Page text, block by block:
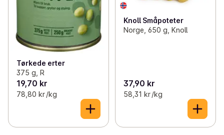
Tørkede erter
375 g, R
19,70 kr
78,80 kr /kg
Knoll Småpoteter
Norge, 650 g, Knoll
37,90 kr
58,31 kr /kg